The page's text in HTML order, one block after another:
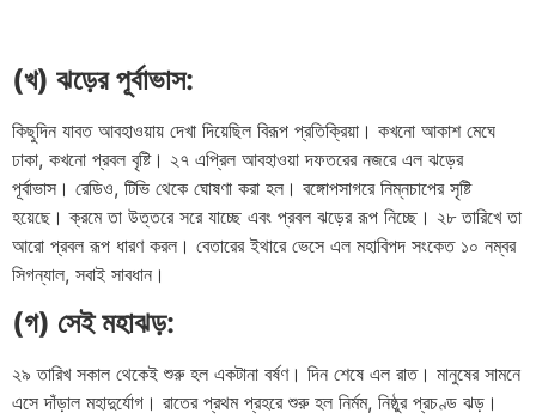
(খ) ঝড়ের পূর্বাভাস:
কিছুদিন যাবত আবহাওয়ায় দেখা দিয়েছিল বিরূপ প্রতিক্রিয়া। কখনো আকাশ মেঘে
ঢাকা, কখনো প্রবল বৃষ্টি। ২৭ এপ্রিল আবহাওয়া দফতরের নজরে এল ঝড়ের
পূর্বাভাস। রেডিও, টিভি থেকে ঘোষণা করা হল। বঙ্গোপসাগরে নিম্নচাপের সৃষ্টি
হয়েছে। ক্রমে তা উত্তরে সরে যাচ্ছে এবং প্রবল ঝড়ের রূপ নিচ্ছে। ২৮ তারিখে তা
আরো প্রবল রূপ ধারণ করল। বেতারের ইথারে ভেসে এল মহাবিপদ সংকেত ১০ নম্বর
সিগন্যাল, সবাই সাবধান।
(গ) সেই মহাঝড়:
২৯ তারিখ সকাল থেকেই শুরু হল একটানা বর্ষণ। দিন শেষে এল রাত। মানুষের সামনে
এসে দাঁড়াল মহাদুর্যোগ। রাতের প্রথম প্রহরে শুরু হল নির্মম, নিষ্ঠুর প্রচণ্ড ঝড়।